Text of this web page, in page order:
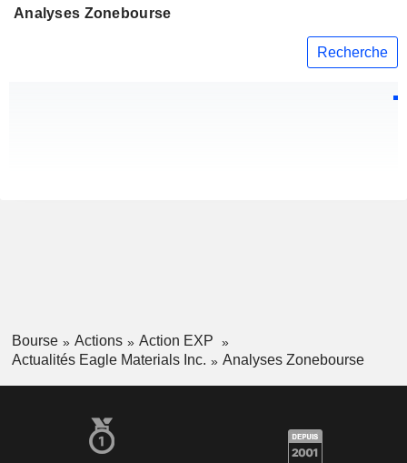
Analyses Zonebourse
Recherche
Bourse Actions
Action EXP
Actualités Eagle Materials Inc.
Analyses Zonebourse